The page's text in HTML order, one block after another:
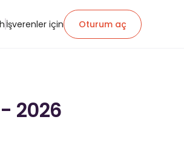
İşverenler için Oturum aç
2026